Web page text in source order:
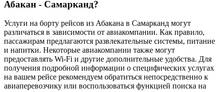
Абакан - Самарканд?
Услуги на борту рейсов из Абакана в Самарканд могут
различаться в зависимости от авиакомпании. Как правило,
пассажирам предлагаются развлекательные системы, питание
и напитки. Некоторые авиакомпании также могут
предоставлять Wi-Fi и другие дополнительные удобства. Для
получения подробной информации о специфических услугах
на вашем рейсе рекомендуем обратиться непосредственно к
авиаперевозчику или воспользоваться функцией поиска на